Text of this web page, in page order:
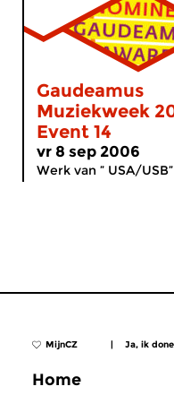
Gaudeamus
Muziekweek
Event 14
vr 8 sep 2006
Werk van ” USA/
MijnCZ | Ja, ik
Home